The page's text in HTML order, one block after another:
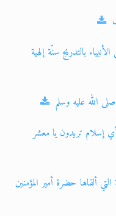
بالتدريج سنّة إلهية
الله عليه وسلم
إسلام تريدون يا معشر
ألقاها حضرة أمير المؤمنين